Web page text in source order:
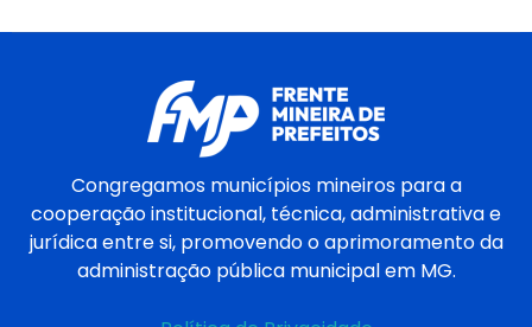
Congregamos municípios mineiros para a
cooperação institucional, técnica, administrativa e
jurídica entre si, promovendo o aprimoramento da
administração pública municipal em MG.